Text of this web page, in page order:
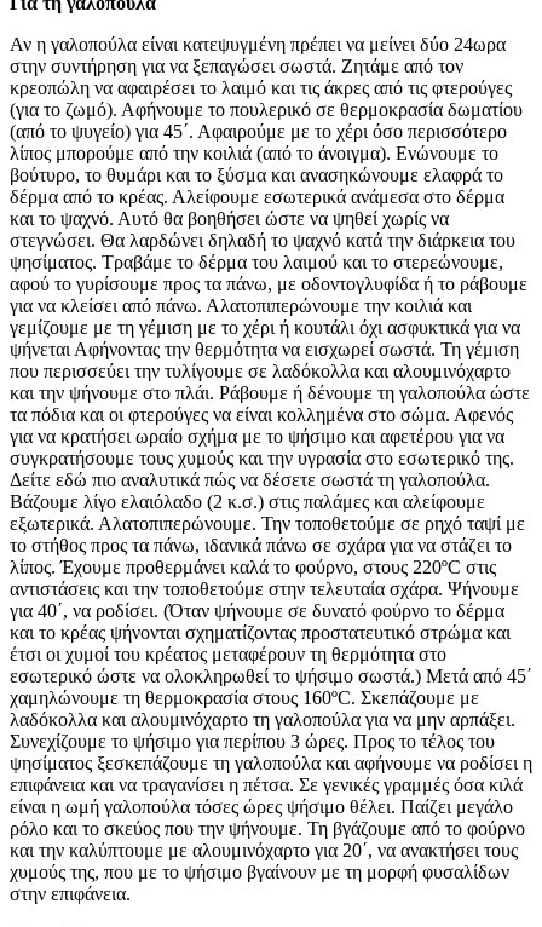
Αν η γαλοπούλα είναι κατεψυγμένη πρέπει να μείνει δύο 24ωρα
στην συντήρηση για να ξεπαγώσει σωστά. Ζητάμε από τον
κρεοπώλη να αφαιρέσει το λαιμό και τις άκρες από τις φτερούγες
(για το ζωμό). Αφήνουμε το πουλερικό σε θερμοκρασία δωματίου
(από το ψυγείο) για 45΄. Αφαιρούμε με το χέρι όσο περισσότερο
λίπος μπορούμε από την κοιλιά (από το άνοιγμα). Ενώνουμε το
βούτυρο, το θυμάρι και το ξύσμα και ανασηκώνουμε ελαφρά το
δέρμα από το κρέας. Αλείφουμε εσωτερικά ανάμεσα στο δέρμα
και το ψαχνό. Αυτό θα βοηθήσει ώστε να ψηθεί χωρίς να
στεγνώσει. Θα λαρδώνει δηλαδή το ψαχνό κατά την διάρκεια του
ψησίματος. Τραβάμε το δέρμα του λαιμού και το στερεώνουμε,
αφού το γυρίσουμε προς τα πάνω, με οδοντογλυφίδα ή το ράβουμε
για να κλείσει από πάνω. Αλατοπιπερώνουμε την κοιλιά και
γεμίζουμε με τη γέμιση με το χέρι ή κουτάλι όχι ασφυκτικά για να
ψήνεται Αφήνοντας την θερμότητα να εισχωρεί σωστά. Τη γέμιση
που περισσεύει την τυλίγουμε σε λαδόκολλα και αλουμινόχαρτο
και την ψήνουμε στο πλάι. Ράβουμε ή δένουμε τη γαλοπούλα ώστε
τα πόδια και οι φτερούγες να είναι κολλημένα στο σώμα. Αφενός
για να κρατήσει ωραίο σχήμα με το ψήσιμο και αφετέρου για να
συγκρατήσουμε τους χυμούς και την υγρασία στο εσωτερικό της.
Δείτε εδώ πιο αναλυτικά πώς να δέσετε σωστά τη γαλοπούλα.
Βάζουμε λίγο ελαιόλαδο (2 κ.σ.) στις παλάμες και αλείφουμε
εξωτερικά. Αλατοπιπερώνουμε. Την τοποθετούμε σε ρηχό ταψί με
το στήθος προς τα πάνω, ιδανικά πάνω σε σχάρα για να στάζει το
λίπος. Έχουμε προθερμάνει καλά το φούρνο, στους 220ºC στις
αντιστάσεις και την τοποθετούμε στην τελευταία σχάρα. Ψήνουμε
για 40΄, να ροδίσει. (Όταν ψήνουμε σε δυνατό φούρνο το δέρμα
και το κρέας ψήνονται σχηματίζοντας προστατευτικό στρώμα και
έτσι οι χυμοί του κρέατος μεταφέρουν τη θερμότητα στο
εσωτερικό ώστε να ολοκληρωθεί το ψήσιμο σωστά.) Μετά από 45΄
χαμηλώνουμε τη θερμοκρασία στους 160ºC. Σκεπάζουμε με
λαδόκολλα και αλουμινόχαρτο τη γαλοπούλα για να μην αρπάξει.
Συνεχίζουμε το ψήσιμο για περίπου 3 ώρες. Προς το τέλος του
ψησίματος ξεσκεπάζουμε τη γαλοπούλα και αφήνουμε να ροδίσει η
επιφάνεια και να τραγανίσει η πέτσα. Σε γενικές γραμμές όσα κιλά
είναι η ωμή γαλοπούλα τόσες ώρες ψήσιμο θέλει. Παίζει μεγάλο
ρόλο και το σκεύος που την ψήνουμε. Τη βγάζουμε από το φούρνο
και την καλύπτουμε με αλουμινόχαρτο για 20΄, να ανακτήσει τους
χυμούς της, που με το ψήσιμο βγαίνουν με τη μορφή φυσαλίδων
στην επιφάνεια.